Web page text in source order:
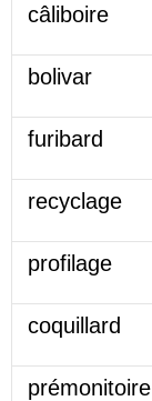
câliboire
bolivar
furibard
recyclage
profilage
coquillard
prémonitoire